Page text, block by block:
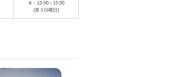
Ｂ：13:00～15:00
(第３日曜日)